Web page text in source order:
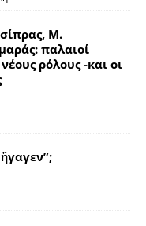
Μ.
παλαιοί
ρόλους -και οι